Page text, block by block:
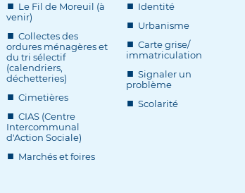
Le Fil de Moreuil (à
venir)
Collectes des
ordures ménagères et
du tri sélectif
(calendriers,
déchetteries)
Cimetières
CIAS (Centre
Intercommunal
d'Action Sociale)
Marchés et foires
Identité
Urbanisme
Carte grise/
immatriculation
Signaler un
problème
Scolarité